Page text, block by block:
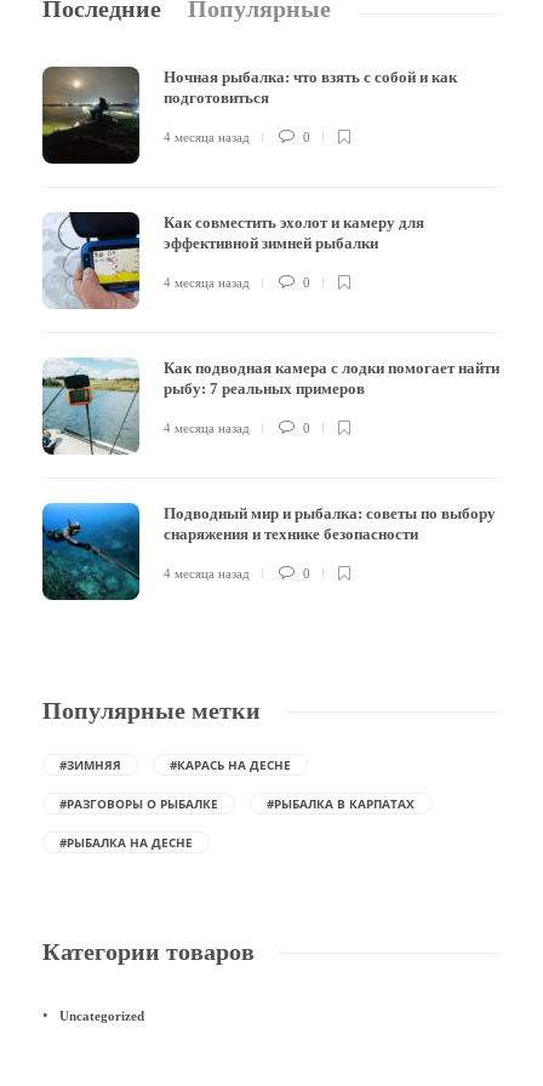
Последние Популярные
Ночная рыбалка: что взять с собой и как
подготовиться
4 месяца назад 0
Как совместить эхолот и камеру для
эффективной зимней рыбалки
4 месяца назад 0
Как подводная камера с лодки помогает найти
рыбу: 7 реальных примеров
4 месяца назад 0
Подводный мир и рыбалка: советы по выбору
снаряжения и технике безопасности
4 месяца назад 0
Популярные метки
#ЗИМНЯЯ #КАРАСЬ НА ДЕСНЕ
#РАЗГОВОРЫ О РЫБАЛКЕ #РЫБАЛКА В КАРПАТАХ
#РЫБАЛКА НА ДЕСНЕ
Категории товаров
Uncategorized